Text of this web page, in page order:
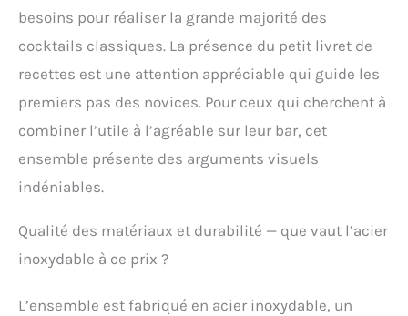
qualité, antirouille et de
qui le rend parfait pour
créer des boissons
fête, tout en restant
brillant pour les années
fuite empêche les
également facilement
amovible. L'ensemble du
vaisselle. Essentiels de
besoins pour réaliser la grande majorité des
cocktails classiques. La présence du petit livret de
recettes est une attention appréciable qui guide les
premiers pas des novices. Pour ceux qui cherchent à
combiner l’utile à l’agréable sur leur bar, cet
ensemble présente des arguments visuels
indéniables.
Qualité des matériaux et durabilité — que vaut l’acier
inoxydable à ce prix ?
L’ensemble est fabriqué en acier inoxydable, un